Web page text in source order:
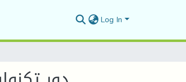
Log In